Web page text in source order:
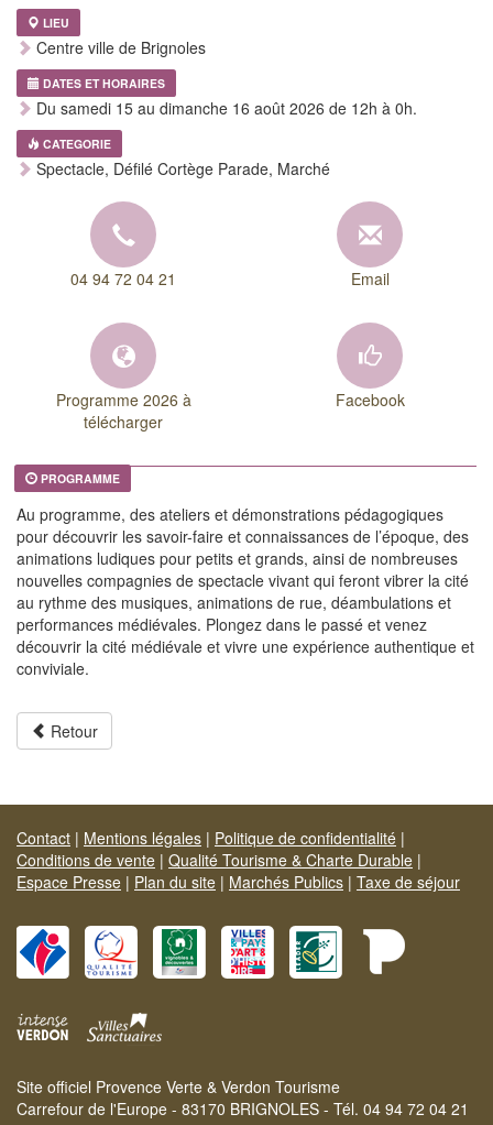
LIEU
Centre ville de Brignoles
DATES ET HORAIRES
Du samedi 15 au dimanche 16 août 2026 de 12h à 0h.
CATEGORIE
Spectacle, Défilé Cortège Parade, Marché
04 94 72 04 21 Email
Programme 2026 à
télécharger
Facebook
PROGRAMME
Au programme, des ateliers et démonstrations pédagogiques
pour découvrir les savoir-faire et connaissances de l’époque, des
animations ludiques pour petits et grands, ainsi de nombreuses
nouvelles compagnies de spectacle vivant qui feront vibrer la cité
au rythme des musiques, animations de rue, déambulations et
performances médiévales. Plongez dans le passé et venez
découvrir la cité médiévale et vivre une expérience authentique et
conviviale.
Retour
Contact | Mentions légales | Politique de confidentialité |
Conditions de vente | Qualité Tourisme & Charte Durable |
Espace Presse | Plan du site | Marchés Publics | Taxe de séjour
Site officiel Provence Verte & Verdon Tourisme
Carrefour de l'Europe - 83170 BRIGNOLES - Tél. 04 94 72 04 21